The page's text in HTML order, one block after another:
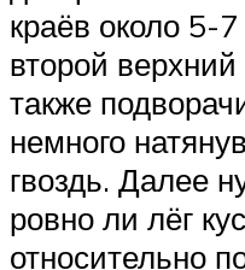
краёв около 5-
второй
также
немного
гвоздь. Далее
ровно ли лёг
относительно